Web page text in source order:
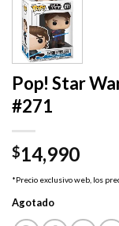
Pop! Star
#271
$14,990
*Precio exclusivo web, los
Agotado